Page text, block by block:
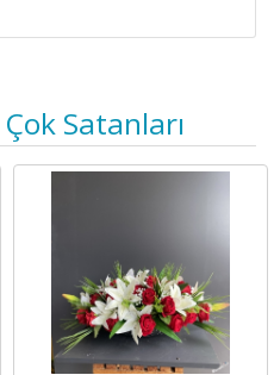
Satanları